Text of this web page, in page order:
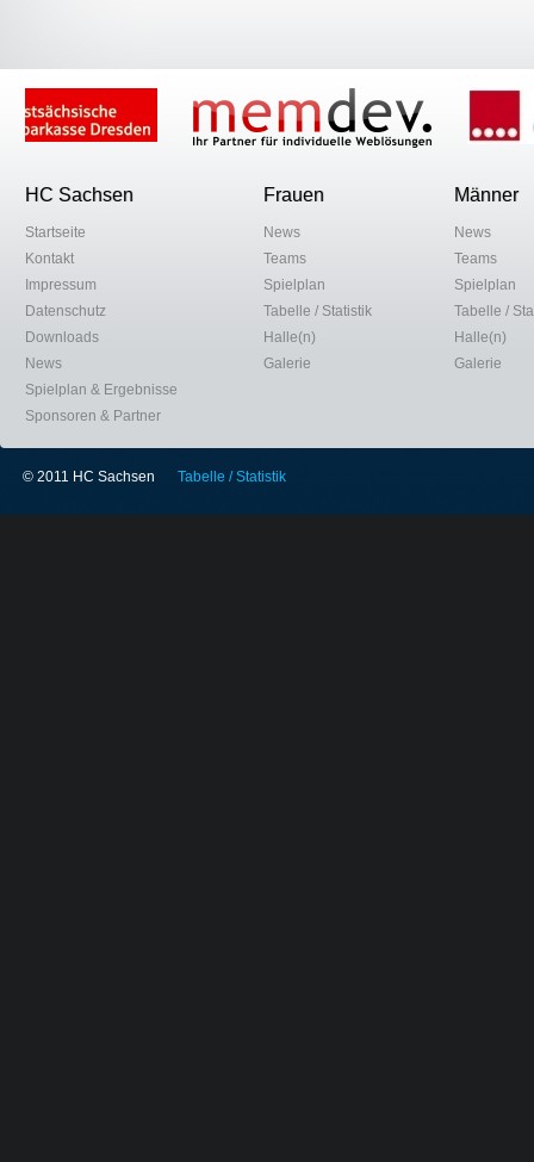
HC Sachsen
Startseite
Kontakt
Impressum
Datenschutz
Downloads
News
Spielplan & Ergebnisse
Sponsoren & Partner
Frauen
News
Teams
Spielplan
Tabelle / Statistik
Halle(n)
Galerie
Männer
News
Teams
Spielplan
Tabelle /
Halle(n)
Galerie
© 2011 HC Sachsen Tabelle / Statistik